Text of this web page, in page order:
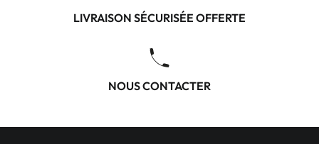
LIVRAISON SÉCURISÉE OFFERTE
NOUS CONTACTER